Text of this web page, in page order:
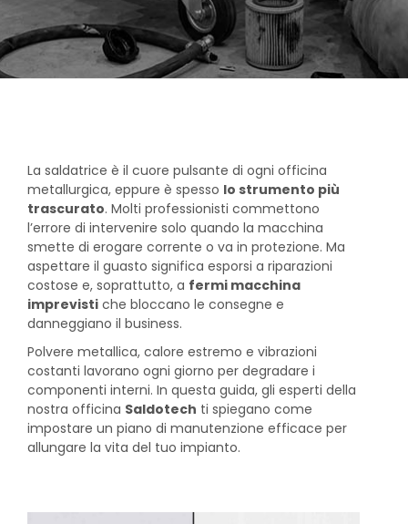
La saldatrice è il cuore pulsante di ogni officina
metallurgica, eppure è spesso lo strumento più
trascurato. Molti professionisti commettono
l’errore di intervenire solo quando la macchina
smette di erogare corrente o va in protezione. Ma
aspettare il guasto significa esporsi a riparazioni
costose e, soprattutto, a fermi macchina
imprevisti che bloccano le consegne e
danneggiano il business.
Polvere metallica, calore estremo e vibrazioni
costanti lavorano ogni giorno per degradare i
componenti interni. In questa guida, gli esperti della
nostra officina Saldotech ti spiegano come
impostare un piano di manutenzione efficace per
allungare la vita del tuo impianto.